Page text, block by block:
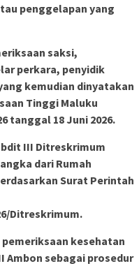
penggelapan yang
saksi,
perkara, penyidik
kemudian dinyatakan
Tinggi Maluku
tanggal 18 Juni 2026.
III Ditreskrimum
dari Rumah
Surat Perintah
Ditreskrimum.
kesehatan
Ambon sebagai prosedur